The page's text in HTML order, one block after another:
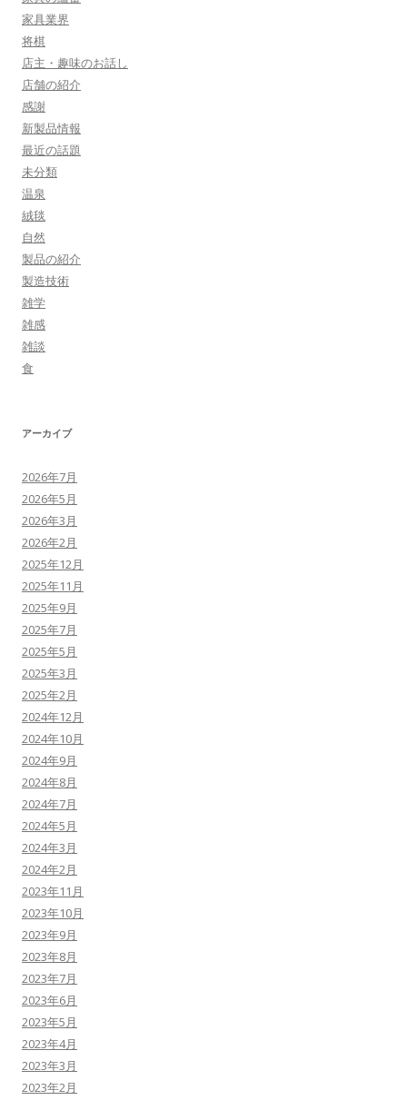
家具業界
将棋
店主・趣味のお話し
店舗の紹介
感謝
新製品情報
最近の話題
未分類
温泉
絨毯
自然
製品の紹介
製造技術
雑学
雑感
雑談
食
アーカイブ
2026年7月
2026年5月
2026年3月
2026年2月
2025年12月
2025年11月
2025年9月
2025年7月
2025年5月
2025年3月
2025年2月
2024年12月
2024年10月
2024年9月
2024年8月
2024年7月
2024年5月
2024年3月
2024年2月
2023年11月
2023年10月
2023年9月
2023年8月
2023年7月
2023年6月
2023年5月
2023年4月
2023年3月
2023年2月